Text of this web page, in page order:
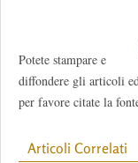
Potete stampare e
diffondere gli articoli
per favore citate la
Articoli Correlati